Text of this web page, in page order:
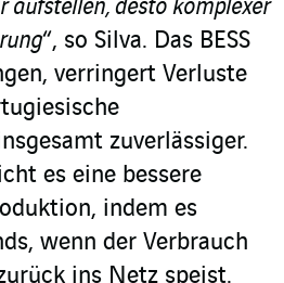
aufstellen, desto komplexer
“, so Silva. Das BESS
verringert Verluste
zuverlässiger.
es eine bessere
indem es
wenn der Verbrauch
ins Netz speist.